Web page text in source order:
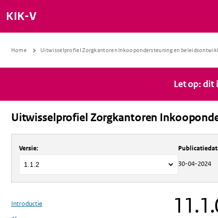
KIK-V
Home Uitwisselprofiel Zorgkantoren Inkoopondersteuning en
Let op: dit
Uitwisselprofiel Zorgkantoren
Over Uitwisselprofiel Zorgkantoren
Versie:
30-04-2024
Introductie